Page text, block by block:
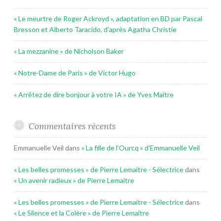
« Le meurtre de Roger Ackroyd », adaptation en BD par Pascal
Bresson et Alberto Taracido, d’après Agatha Christie
« La mezzanine » de Nicholson Baker
« Notre-Dame de Paris » de Victor Hugo
« Arrêtez de dire bonjour à votre IA » de Yves Maitre
Commentaires récents
Emmanuelle Veil dans « La fille de l’Ourcq » d’Emmanuelle Veil
« Les belles promesses » de Pierre Lemaitre - Sélectricedans
« Un avenir radieux » de Pierre Lemaitre
« Les belles promesses » de Pierre Lemaitre - Sélectricedans
« Le Silence et la Colère » de Pierre Lemaitre